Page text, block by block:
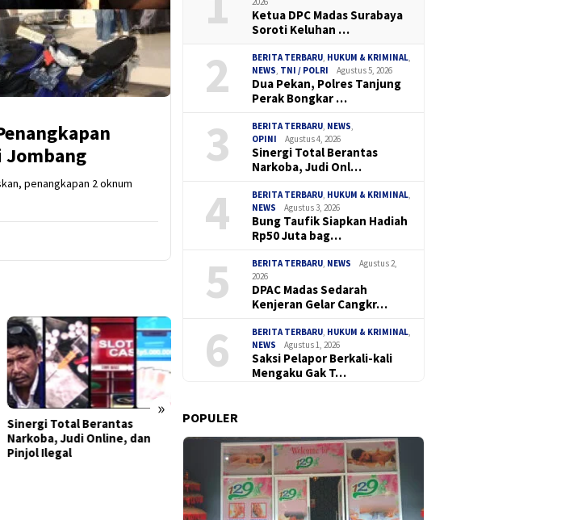
Jombang
penangkapan 2 oknum
»
Bung Taufik Siapkan Hadiah
Rp50 Juta bagi Pemberi
Informasi Akurat Lokasi
DPAC Madas Sedarah
Kenjeran Gelar Cangkrukan
Hukum, Bahas Keamanan
Negara dan Ilmu Intelijen
Bersama TNI-Polri
Soroti Keluhan Pedagang
Soal Penertiban Satpol PP,
Minta Pendekatan Humanis
Ketua DPC Madas Surabaya
Soroti Keluhan …
2 BERITA TERBARU HUKUM & KRIMINAL
NEWS TNI / POLRI Agustus 5, 2026
Dua Pekan, Polres Tanjung
Perak Bongkar …
3 BERITA TERBARU NEWS
OPINI
Agustus 4, 2026
Sinergi Total Berantas
Narkoba, Judi Onl…
4 BERITA TERBARU HUKUM & KRIMINAL
NEWS
Agustus 3, 2026
Bung Taufik Siapkan Hadiah
Rp50 Juta bag…
5 BERITA TERBARU NEWS
Agustus 2,
2026
DPAC Madas Sedarah
Kenjeran Gelar Cangkr…
6 BERITA TERBARU HUKUM & KRIMINAL
NEWS
Agustus 1, 2026
Saksi Pelapor Berkali-kali
Mengaku Gak T…
POPULER